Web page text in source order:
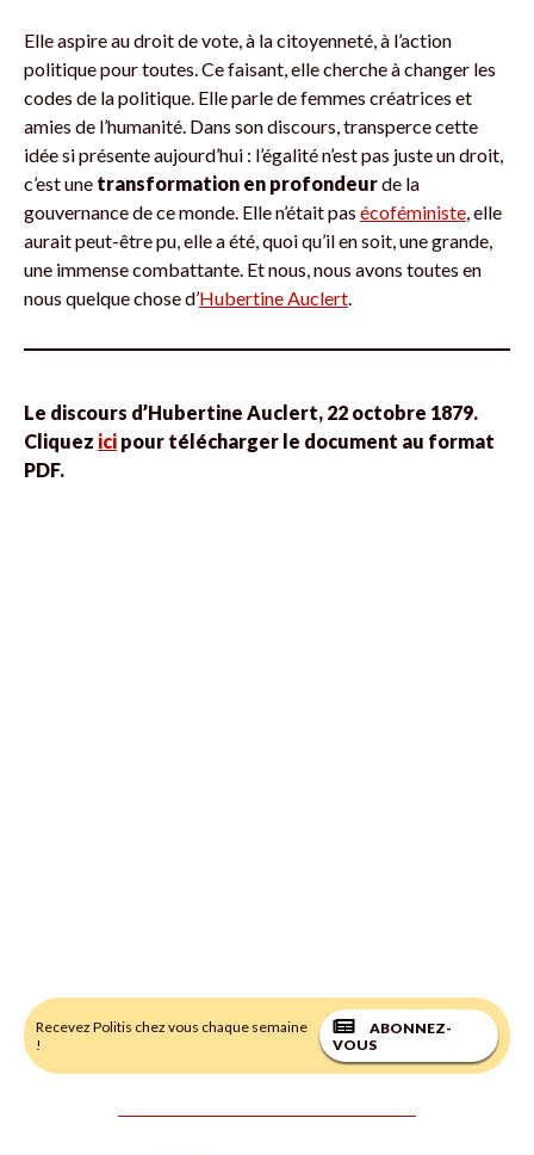
Elle aspire au droit de vote, à la citoyenneté, à l’action
politique pour toutes. Ce faisant, elle cherche à changer les
codes de la politique. Elle parle de femmes créatrices et
amies de l’humanité. Dans son discours, transperce cette
idée si présente aujourd’hui : l’égalité n’est pas juste un droit,
c’est une transformation en profondeurde la
gouvernance de ce monde. Elle n’était pas écoféministe, elle
aurait peut-être pu, elle a été, quoi qu’il en soit, une grande,
une immense combattante. Et nous, nous avons toutes en
nous quelque chose d’Hubertine Auclert.
Le discours d’Hubertine Auclert, 22 octobre 1879.
Cliquez ici pour télécharger le document au format
PDF.
Recevez Politis chez vous chaque semaine
!
ABONNEZ-
VOUS